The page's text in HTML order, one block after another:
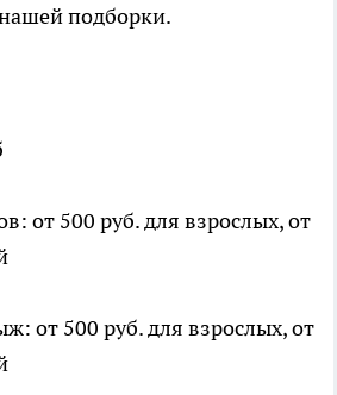
подборки.
от 500 руб. для взрослых, от
от 500 руб. для взрослых, от